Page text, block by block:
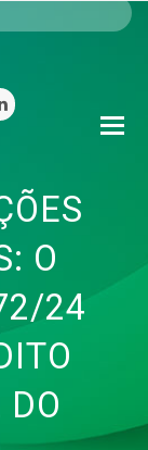
linkedin
O
24
DO